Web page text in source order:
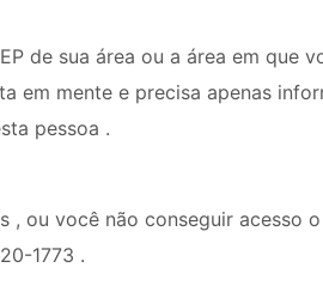
de sua área ou a área em que
em mente e precisa apenas
pessoa .
ou você não conseguir acesso
1773 .